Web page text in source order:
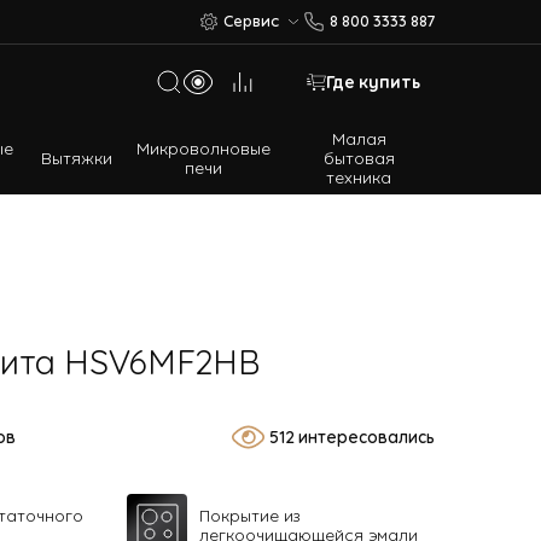
Сервис 8 800 3333 887
Где купить
Вытяжки Микроволновые
печи
Малая
бытовая
техника
Многодверные холодильники
HSV6MF2HB
512 интересовались
Покрытие из
легкоочищающейся эмали